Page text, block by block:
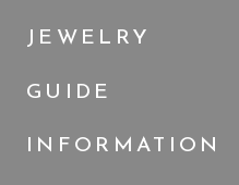
JEWELRY
GUIDE
INFORMATION